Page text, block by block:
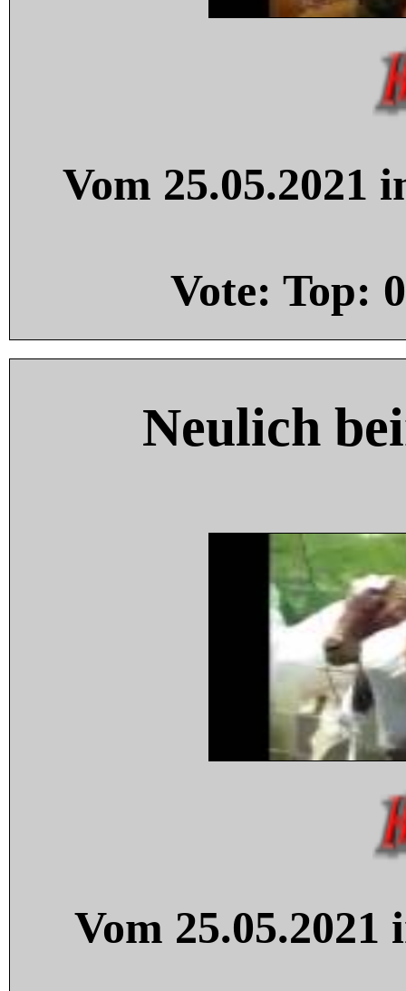
Vom 25.05.2021
Vote: Top: 0
Neulich
Vom